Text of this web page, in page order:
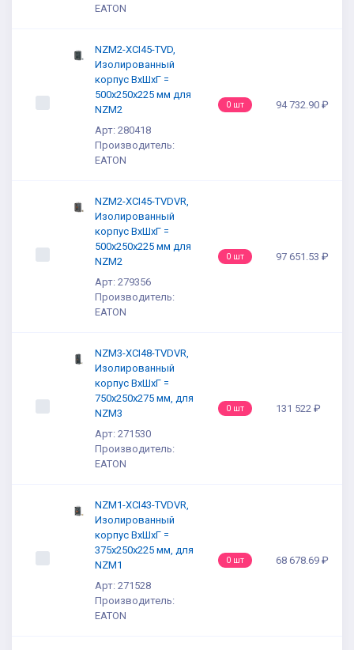
EATON
NZM2-XCI45-TVD,
Изолированный
корпус ВхШхГ =
500x250x225 мм для
NZM2
Арт: 280418
Производитель:
EATON
0 шт 94 732.90 ₽
NZM2-XCI45-TVDVR,
Изолированный
корпус ВхШхГ =
500x250x225 мм для
NZM2
Арт: 279356
Производитель:
EATON
0 шт 97 651.53 ₽
NZM3-XCI48-TVDVR,
Изолированный
корпус ВхШхГ =
750x250x275 мм, для
NZM3
Арт: 271530
Производитель:
EATON
0 шт 131 522 ₽
NZM1-XCI43-TVDVR,
Изолированный
корпус ВхШхГ =
375x250x225 мм, для
NZM1
Арт: 271528
Производитель:
EATON
0 шт 68 678.69 ₽